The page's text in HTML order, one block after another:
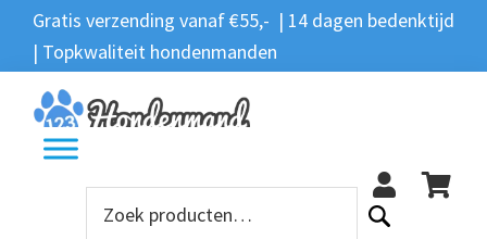
Spring
naar
de
hoofdnavigatie
Door
naar
de
hoofd
inhoud
Spring
naar
de
voettekst
Gratis verzending vanaf €55,- | 14 dagen bedenktijd
| Topkwaliteit hondenmanden
Zoeken
Zoeken
naar: